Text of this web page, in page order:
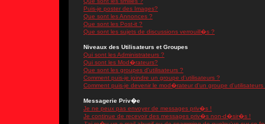
Puis-je poster des Images?
Que sont les Annonces ?
Que sont les Post-it ?
Que sont les sujets de discussions verrouill�s ?
Niveaux des Utilisateurs et Groupes
Qui sont les Administrateurs ?
Qui sont les Mod�rateurs?
Que sont les groupes d'utilisateurs ?
Comment puis-je joindre un groupe d'utilisateurs ?
Comment puis-je devenir le mod�rateur d'un groupe d'utilisateurs
Messagerie Priv�e
Je ne peux pas envoyer de messages priv�s !
Je continue de recevoir des messages priv�s non-d�sir�s !